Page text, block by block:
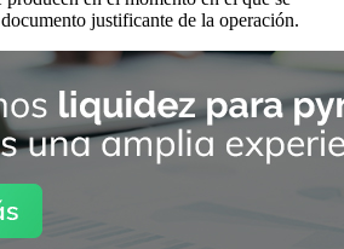
justificante de la operación.